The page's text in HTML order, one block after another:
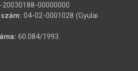
20030188-00000000
04-02-0001028 (Gyulai
60.084/1993.